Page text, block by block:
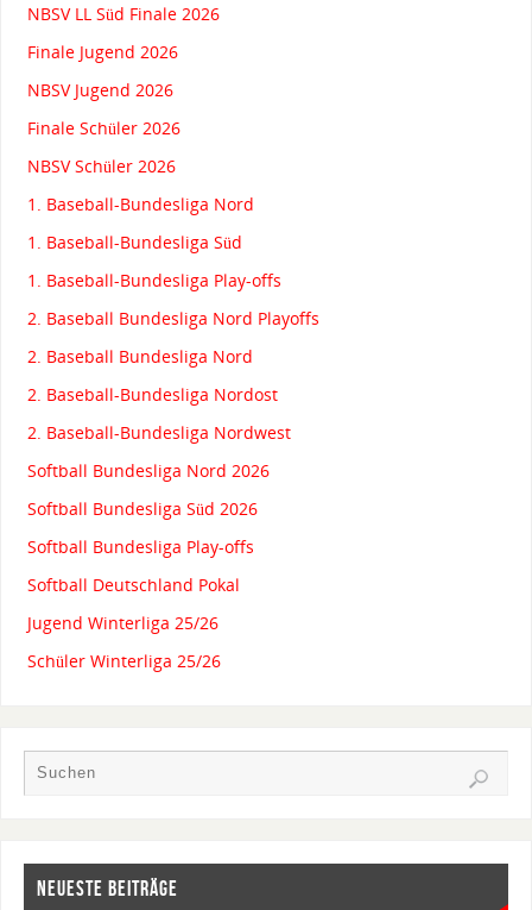
NBSV LL Süd Finale 2026
Finale Jugend 2026
NBSV Jugend 2026
Finale Schüler 2026
NBSV Schüler 2026
1. Baseball-Bundesliga Nord
1. Baseball-Bundesliga Süd
1. Baseball-Bundesliga Play-offs
2. Baseball Bundesliga Nord Playoffs
2. Baseball Bundesliga Nord
2. Baseball-Bundesliga Nordost
2. Baseball-Bundesliga Nordwest
Softball Bundesliga Nord 2026
Softball Bundesliga Süd 2026
Softball Bundesliga Play-offs
Softball Deutschland Pokal
Jugend Winterliga 25/26
Schüler Winterliga 25/26
NEUESTE BEITRÄGE